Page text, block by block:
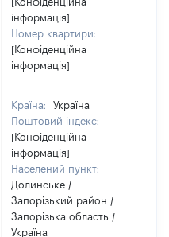
інформація]
Номер квартири:
[Конфіденційна
інформація]
Країна:
Україна
Поштовий індекс:
[Конфіденційна
інформація]
Населений пункт:
Долинське /
Запорізький район /
Запорізька область /
Україна